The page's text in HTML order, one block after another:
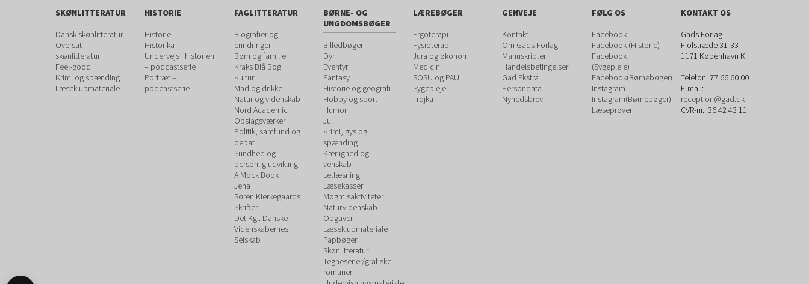
SKØNLITTERATUR
Dansk skønlitteratur
Oversat
skønlitteratur
Feel-good
Krimi og spænding
Læseklubmateriale
HISTORIE
Historie
Historika
Undervejs i historien
– podcastserie
Portræt –
podcastserie
FAGLITTERATUR
Biografier og
erindringer
Børn og familie
Kraks Blå Bog
Kultur
Mad og drikke
Natur og videnskab
Nord Academic
Opslagsværker
Politik, samfund og
debat
Sundhed og
personlig udvikling
A Mock Book
Jena
Søren Kierkegaards
Skrifter
Det Kgl. Danske
Videnskabernes
Selskab
BØRNE- OG
UNGDOMSBØGER
Billedbøger
Dyr
Eventyr
Fantasy
Historie og geografi
Hobby og sport
Humor
Jul
Krimi, gys og
spænding
Kærlighed og
venskab
Letlæsning
Læsekasser
Møgmisaktiviteter
Naturvidenskab
Opgaver
Læseklubmateriale
Papbøger
Skønlitteratur
Tegneserier/grafiske
romaner
LÆREBØGER
Ergoterapi
Fysioterapi
Jura og økonomi
Medicin
SOSU og PAU
Sygepleje
Trojka
GENVEJE
Kontakt
Om Gads Forlag
Manuskripter
Handelsbetingelser
Gad Ekstra
Persondata
Nyhedsbrev
FØLG OS
Facebook
Facebook (Historie)
Facebook
(Sygepleje)
Facebook(Børnebøger)
Instagram
Instagram(Børnebøger)
Læseprøver
KONTAKT OS
Gads Forlag
Fiolstræde 31-33
1171 København K
Telefon: 77 66 60 00
E-mail:
reception@gad.dk
CVR-nr.: 36 42 43 11